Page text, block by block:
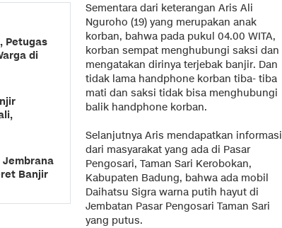
Petugas
di
Jembrana
Banjir
Sementara dari keterangan Aris Ali
Nguroho (19) yang merupakan anak
korban, bahwa pada pukul 04.00 WITA,
korban sempat menghubungi saksi dan
mengatakan dirinya terjebak banjir. Dan
tidak lama handphone korban tiba- tiba
mati dan saksi tidak bisa menghubungi
balik handphone korban.
Selanjutnya Aris mendapatkan informasi
dari masyarakat yang ada di Pasar
Pengosari, Taman Sari Kerobokan,
Kabupaten Badung, bahwa ada mobil
Daihatsu Sigra warna putih hayut di
Jembatan Pasar Pengosari Taman Sari
yang putus.